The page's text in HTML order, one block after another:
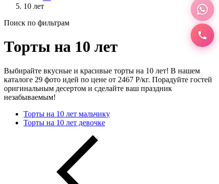
10 лет
Поиск по фильтрам
Торты на 10 лет
Выбирайте вкусные и красивые торты на 10 лет! В нашем
каталоге 29 фото идей по цене от 2467 Р/кг. Порадуйте гостей
оригинальным десертом и сделайте ваш праздник
незабываемым!
Торты на 10 лет мальчику
Торты на 10 лет девочке